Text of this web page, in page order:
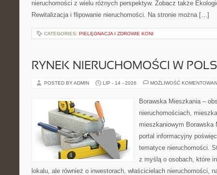
nieruchomości z wielu różnych perspektyw. Zobacz także
Rewitalizacja i flipowanie nieruchomości. Na stronie można […]
CATEGORIES: PIELĘGNACJA I ZDROWIE KONI
RYNEK NIERUCHOMOŚCI W
POSTED BY ADMIN LIP - 14 - 2026 MOŻLIWOŚĆ
Borawska Mieszkania –
nieruchomościach,
mieszkaniowym Borawska
portal informacyjny
tematyce nieruchomości.
z myślą o osobach, które
lokalu, ale również o inwestorach, właścicielach nieruchomości,